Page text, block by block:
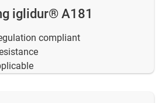
iglidur® A181
compliant